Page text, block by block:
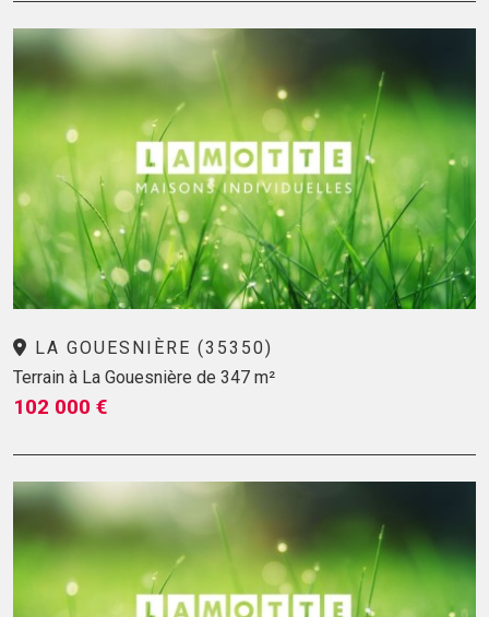
LA GOUESNIÈRE (35350)
Terrain à La Gouesnière de 347 m²
102 000 €